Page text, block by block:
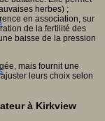
herbes) ;
en association, sur
de la fertilité des
baisse de la pression
mais fournit une
leurs choix selon
à Kirkview